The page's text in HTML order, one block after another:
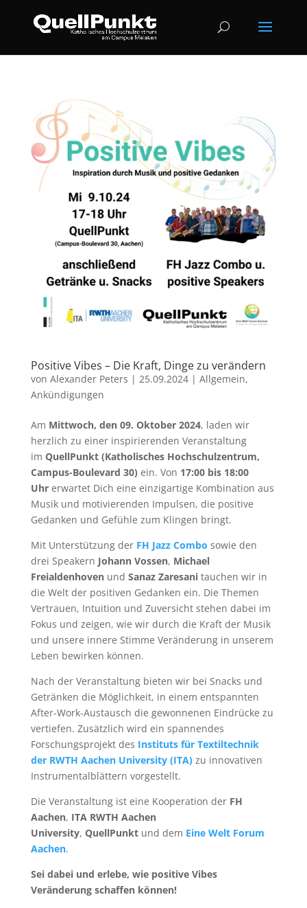
Positive Vibes – Die Kraft, Dinge zu verändern
von Alexander Peters | 25.09.2024| Allgemein,
Ankündigungen
Am Mittwoch, den 09. Oktober 2024, laden wir
herzlich zu einer inspirierenden Veranstaltung
im QuellPunkt (Katholisches Hochschulzentrum,
Campus-Boulevard 30) ein. Von 17:00 bis 18:00
Uhrerwartet Dich eine einzigartige Kombination aus
Musik und motivierenden Impulsen, die positive
Gedanken und Gefühle zum Klingen bringt.
Mit Unterstützung der FH Jazz Combo sowie den
drei Speakern Johann Vossen, Michael
Freialdenhovenund Sanaz Zaresanitauchen wir in
die Welt der positiven Gedanken ein. Die Themen
Vertrauen, Intuition und Zuversicht stehen dabei im
Fokus und zeigen, wie wir durch die Kraft der Musik
und unsere innere Stimme Veränderung in unserem
Leben bewirken können.
Nach der Veranstaltung bieten wir bei Snacks und
Getränken die Möglichkeit, in einem entspannten
After-Work-Austausch die gewonnenen Eindrücke zu
vertiefen. Zusätzlich wird ein spannendes
Forschungsprojekt des Instituts für Textiltechnik
der RWTH Aachen University (ITA)zu innovativen
Instrumentalblättern vorgestellt.
Die Veranstaltung ist eine Kooperation der FH
Aachen, ITA RWTH Aachen
University, QuellPunktund dem Eine Welt Forum
Aachen.
Sei dabei und erlebe, wie positive Vibes
Veränderung schaffen können!